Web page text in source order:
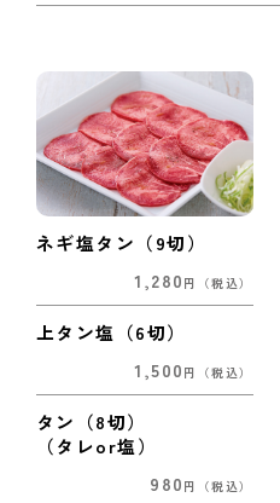
ネギ塩タン（9切）
1,280 円 （税込）
上タン塩（6切）
1,500 円 （税込）
タン（8切）
（タレor塩）
980 円 （税込）